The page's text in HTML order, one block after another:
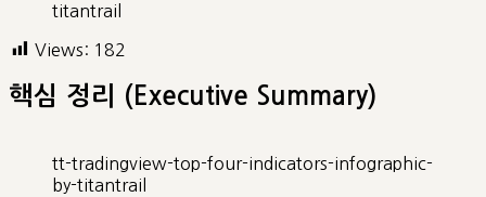
titantrail
Views: 182
핵심 정리 (Executive Summary)
tt-tradingview-top-four-indicators-infographic-
by-titantrail